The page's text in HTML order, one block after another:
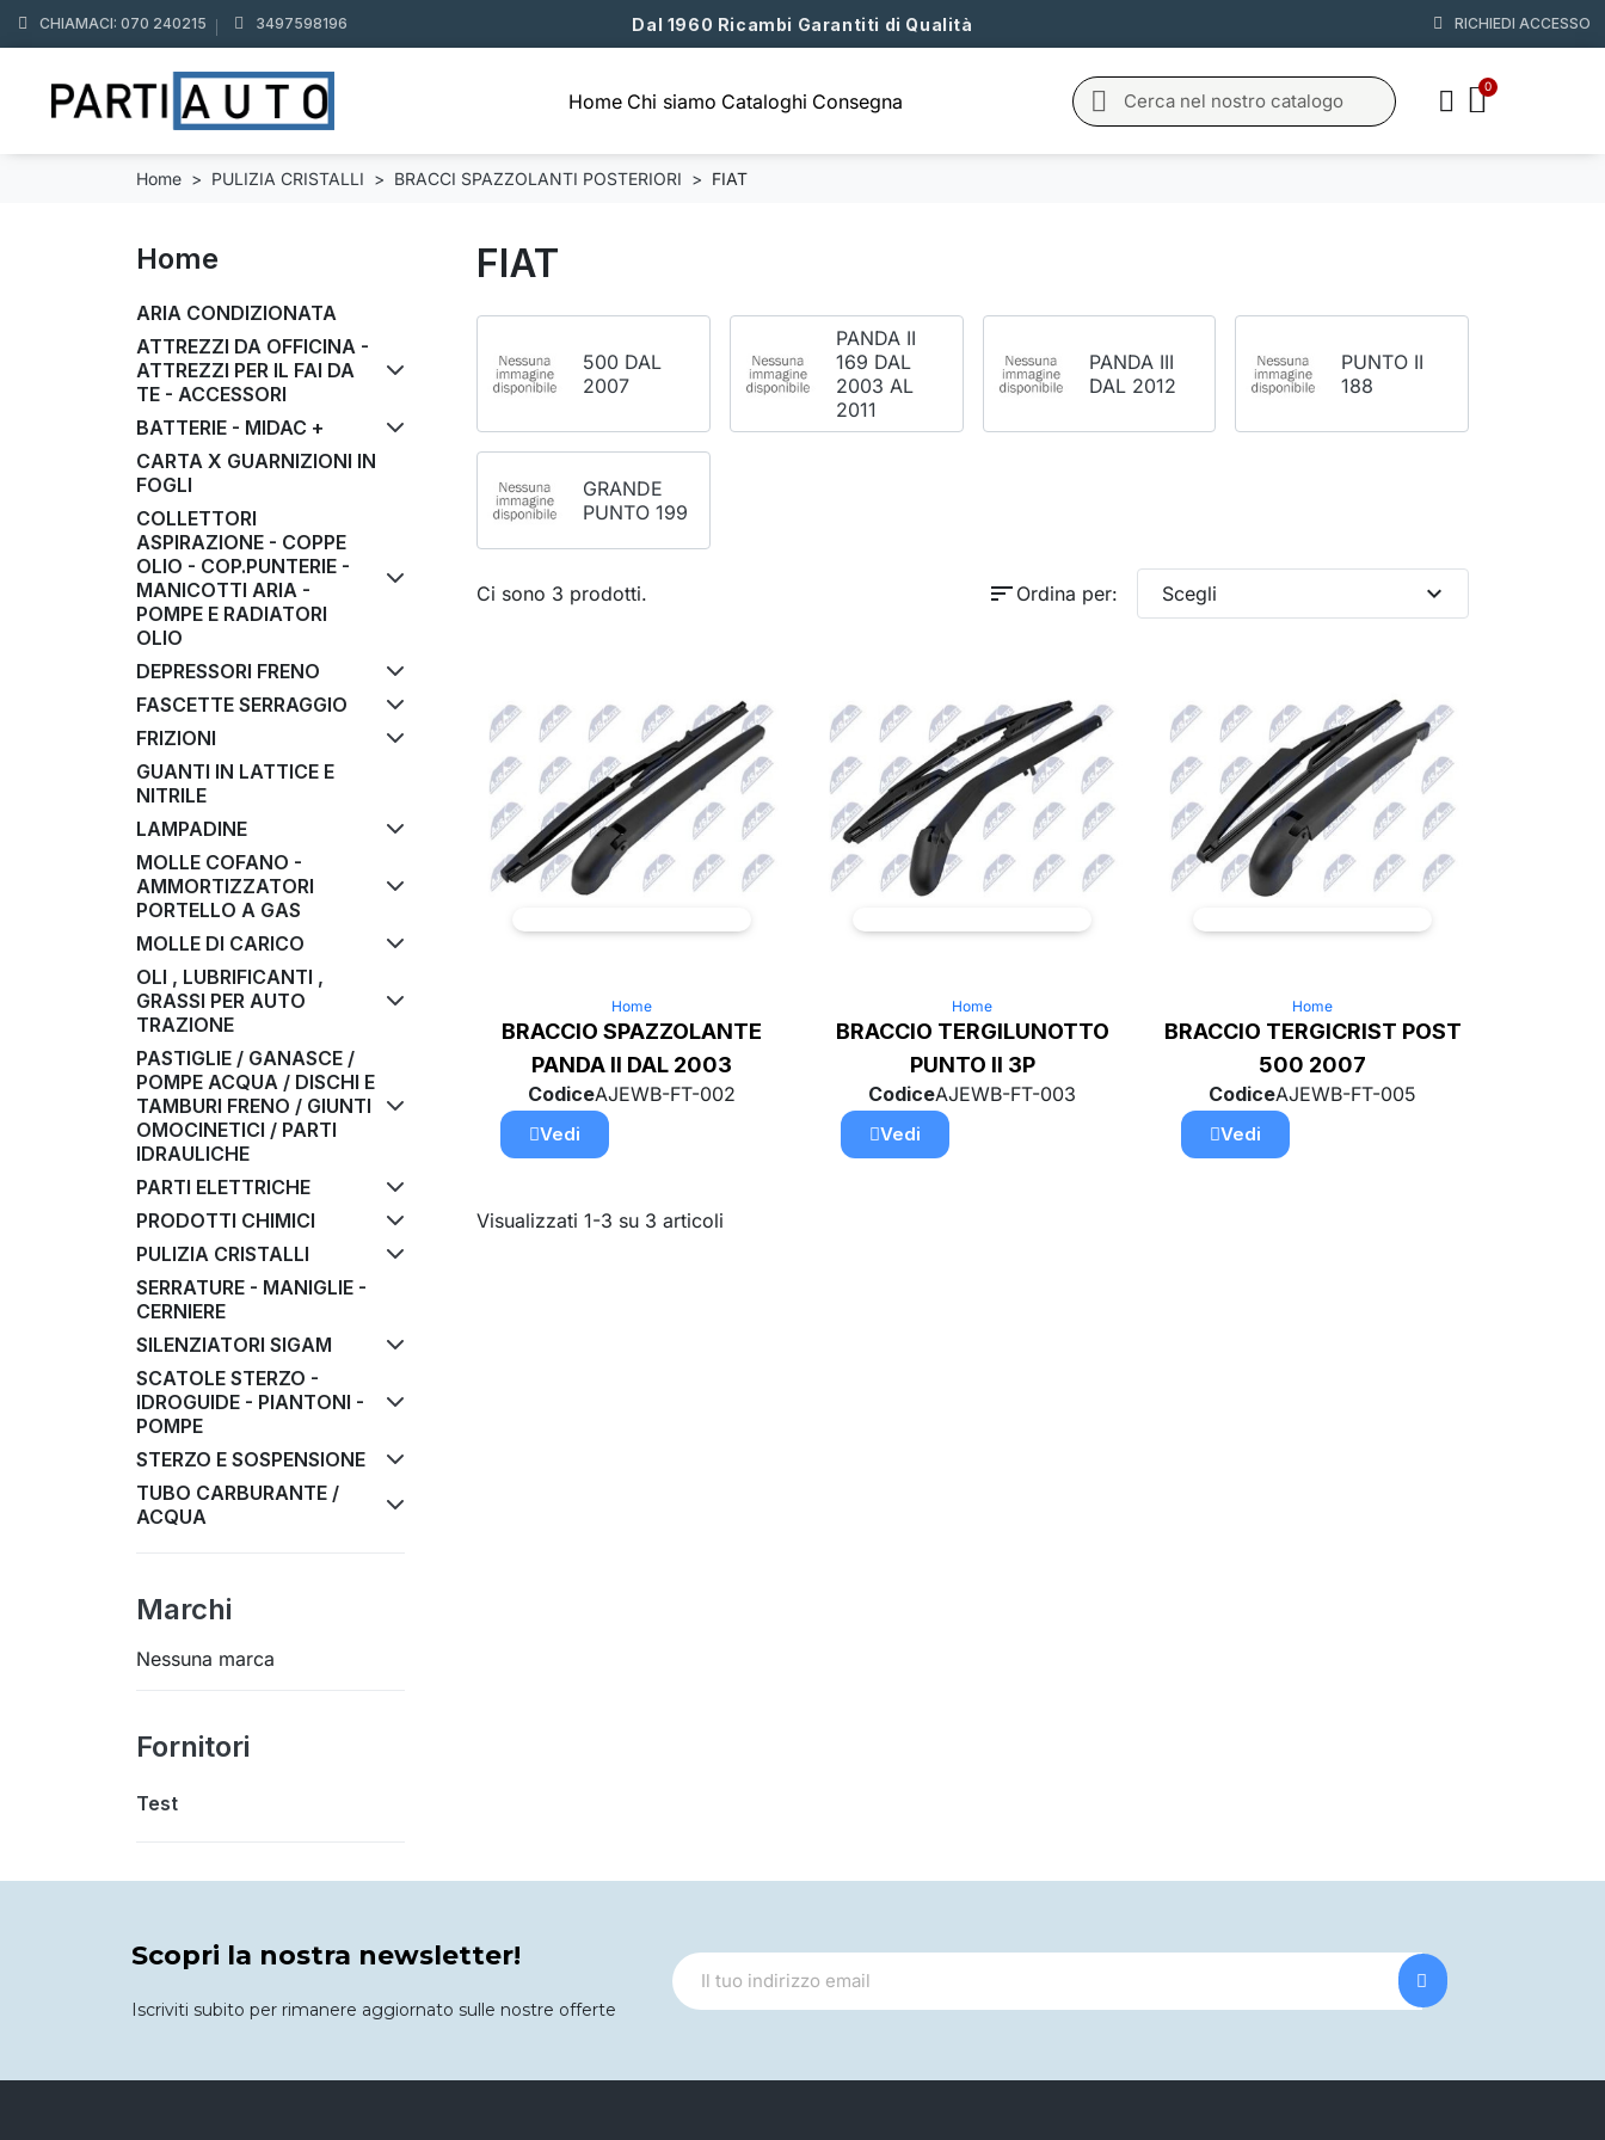
CHIAMACI: 070 240215 3497598196 Dal 1960 Ricambi Garantiti di Qualità RICHIEDI ACCESSO
Home Chi siamo Cataloghi Consegna
Home PULIZIA CRISTALLI BRACCI SPAZZOLANTI POSTERIORI FIAT
Home
ARIA CONDIZIONATA
ATTREZZI DA OFFICINA -
ATTREZZI PER IL FAI DA
TE - ACCESSORI
BATTERIE - MIDAC +
CARTA X GUARNIZIONI IN
FOGLI
COLLETTORI
ASPIRAZIONE - COPPE
OLIO - COP.PUNTERIE -
MANICOTTI ARIA -
POMPE E RADIATORI
OLIO
DEPRESSORI FRENO
FASCETTE SERRAGGIO
FRIZIONI
GUANTI IN LATTICE E
NITRILE
LAMPADINE
MOLLE COFANO -
AMMORTIZZATORI
PORTELLO A GAS
MOLLE DI CARICO
OLI , LUBRIFICANTI ,
GRASSI PER AUTO
TRAZIONE
PASTIGLIE / GANASCE /
POMPE ACQUA / DISCHI E
TAMBURI FRENO / GIUNTI
OMOCINETICI / PARTI
IDRAULICHE
PARTI ELETTRICHE
PRODOTTI CHIMICI
PULIZIA CRISTALLI
SERRATURE - MANIGLIE -
CERNIERE
SILENZIATORI SIGAM
SCATOLE STERZO -
IDROGUIDE - PIANTONI -
POMPE
STERZO E SOSPENSIONE
TUBO CARBURANTE /
ACQUA
Marchi
Nessuna marca
Fornitori
Test
FIAT
500 DAL
2007
PANDA II
169 DAL
2003 AL
2011
PANDA III
DAL 2012
PUNTO II
188
GRANDE
PUNTO 199
Ci sono 3 prodotti. sort Ordina per: Scegli expand_more
Home
BRACCIO SPAZZOLANTE
PANDA II DAL 2003
CodiceAJEWB-FT-002
Vedi
Home
BRACCIO TERGILUNOTTO
PUNTO II 3P
CodiceAJEWB-FT-003
Vedi
Home
BRACCIO TERGICRIST POST
500 2007
CodiceAJEWB-FT-005
Vedi
Visualizzati 1-3 su 3 articoli
Scopri la nostra newsletter!
Iscriviti subito per rimanere aggiornato sulle nostre offerte